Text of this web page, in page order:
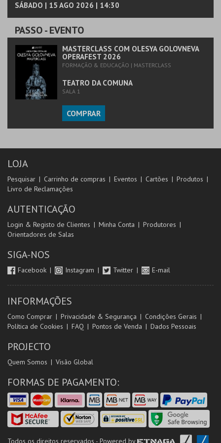
SÁBADO | 15 AGO 2026 | 14:30
PASSO- EVENTO
MASTERCLASS COM OLESYA GOLOVNEVA
OPERAFEST 2026
FORMAÇÃO & EDUCAÇÃO | MASTERCLASS
TEATRO DA COMUNA
SALA 1
COMPRAR
LOJA
Pesquisar Carrinho de compras Eventos Cartões
Produtos
Livro de Reclamações
AUTENTICAÇÃO
Login & Registo de Clientes Minha Conta
Produtores
Orientadores de Salas
SIGA-NOS
Facebook Instagram Twitter E-mail
INFORMAÇÕES
Como Comprar Privacidade & Segurança
Condições Gerais
Política de Cookies
FAQ Pontos de Venda Dados Pessoais
PROJECTO
Quem Somos Visão Global
FORMAS DE PAGAMENTO:
Todos os direitos reservados - Powered by